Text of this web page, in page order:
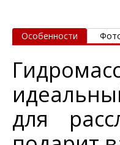
Особенности
для